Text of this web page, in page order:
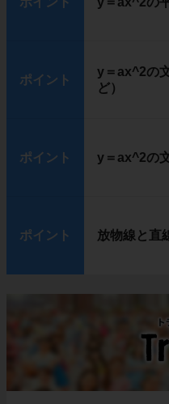
ポイント
y＝ax^2の
ど）
ポイント y＝ax^2の
ポイント 放物線と直